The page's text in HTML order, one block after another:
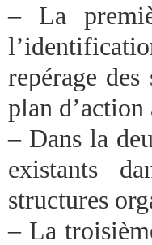
– La
repérage
plan d’action
– Dans la
existants
structures
– La